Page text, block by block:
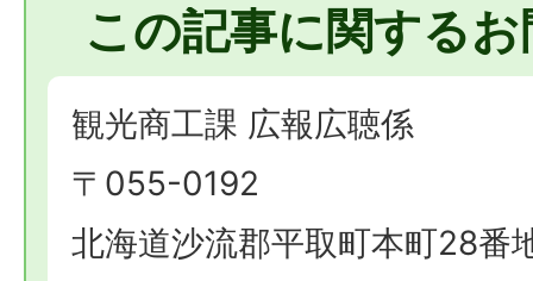
この記事に関する
観光商工課 広報広聴係
〒055-0192
北海道沙流郡平取町本町28番